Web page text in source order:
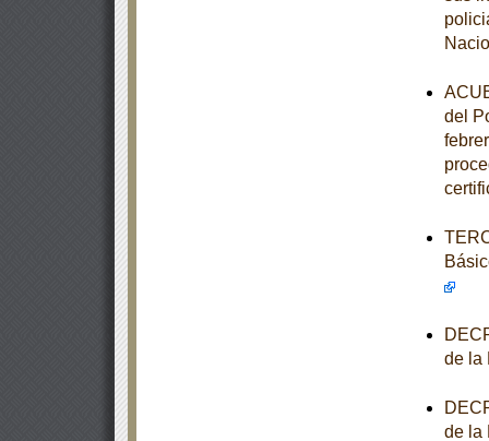
del
de la
de la